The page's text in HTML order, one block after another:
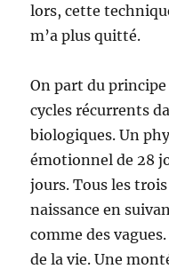
lors, cette
m’a plus quitté.
On part du
cycles récurrents
biologiques. Un
émotionnel de 28
jours. Tous les
naissance en
comme des
de la vie. Une